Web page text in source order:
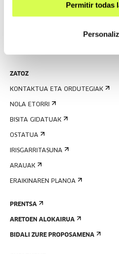
Permitir todas
EMAN IZENA BULETINEAN
ZATOZ
KONTAKTUA ETA ORDUTEGIAK
NOLA ETORRI
BISITA GIDATUAK
OSTATUA
IRISGARRITASUNA
ARAUAK
ERAIKINAREN PLANOA
PRENTSA
ARETOEN ALOKAIRUA
BIDALI ZURE PROPOSAMENA